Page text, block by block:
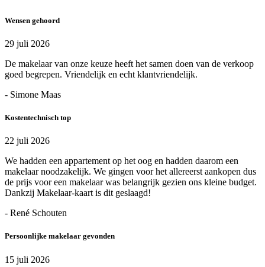
Wensen gehoord
29 juli 2026
De makelaar van onze keuze heeft het samen doen van de verkoop
goed begrepen. Vriendelijk en echt klantvriendelijk.
- Simone Maas
Kostentechnisch top
22 juli 2026
We hadden een appartement op het oog en hadden daarom een
makelaar noodzakelijk. We gingen voor het allereerst aankopen dus
de prijs voor een makelaar was belangrijk gezien ons kleine budget.
Dankzij Makelaar-kaart is dit geslaagd!
- René Schouten
Persoonlijke makelaar gevonden
15 juli 2026